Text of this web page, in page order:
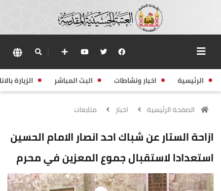
الرئيسية اخبار ونشاطات البث المباشر الزيارة
الصفحة الرئيسية اخبار متابعات
ازاحة الستار عن شباك احد انصار الامام الحسين
استعدادا لاستقبال جموع المعزين في محرم